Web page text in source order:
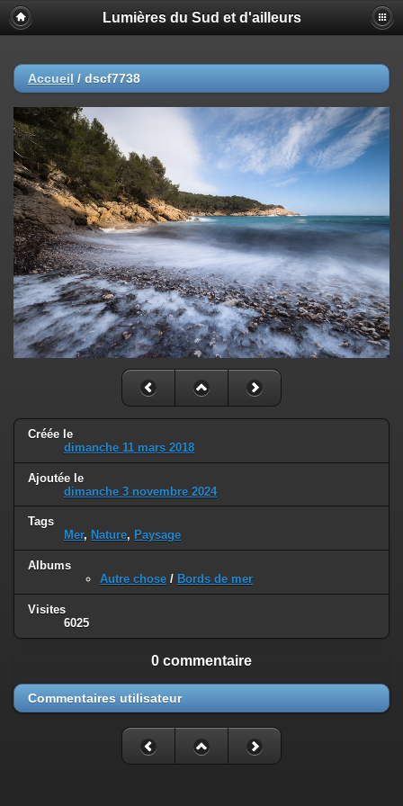
Lumières du Sud et d'ailleurs
Accueil / dscf7738
Créée le
dimanche 11 mars 2018
Ajoutée le
dimanche 3 novembre 2024
Tags
Mer, Nature, Paysage
Albums
Autre chose / Bords de mer
Visites
6025
0 commentaire
Commentaires utilisateur